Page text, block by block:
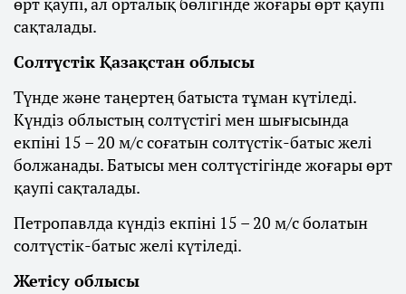
сақталады.
Солтүстік Қазақстан облысы
Түнде және таңертең батыста тұман күтіледі.
Күндіз облыстың солтүстігі мен шығысында
екпіні 15 – 20 м/с соғатын солтүстік-батыс желі
болжанады. Батысы мен солтүстігінде жоғары өрт
қаупі сақталады.
Петропавлда күндіз екпіні 15 – 20 м/с болатын
солтүстік-батыс желі күтіледі.
Жетісу облысы